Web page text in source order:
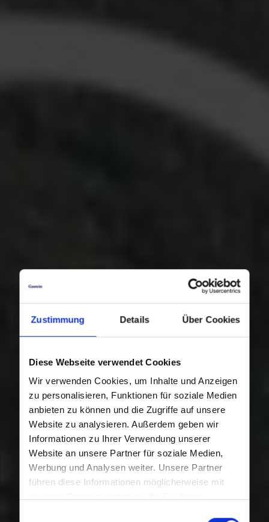
Zustimmung Details Über Cookies
Diese Webseite verwendet Cookies
Wir verwenden Cookies, um Inhalte und Anzeigen
zu personalisieren, Funktionen für soziale Medien
anbieten zu können und die Zugriffe auf unsere
Website zu analysieren. Außerdem geben wir
Informationen zu Ihrer Verwendung unserer
Website an unsere Partner für soziale Medien,
Werbung und Analysen weiter. Unsere Partner
führen diese Informationen möglicherweise mit